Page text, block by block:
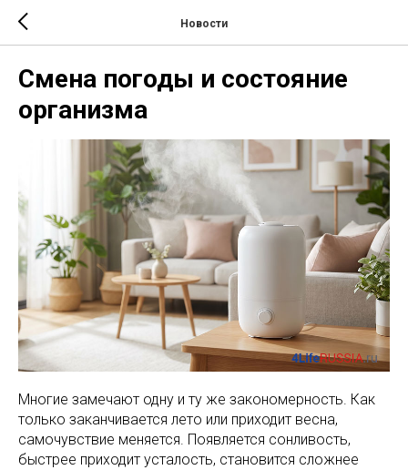
Новости
Смена погоды и состояние
организма
Многие замечают одну и ту же закономерность. Как
только заканчивается лето или приходит весна,
самочувствие меняется. Появляется сонливость,
быстрее приходит усталость, становится сложнее